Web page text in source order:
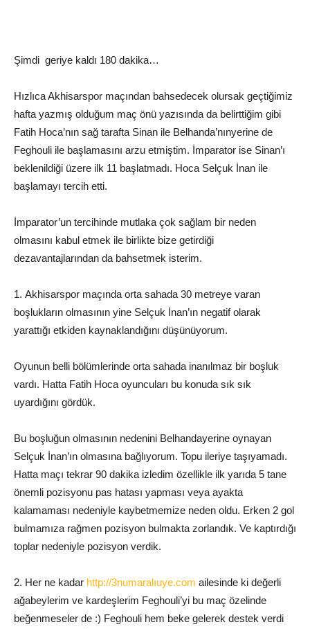
Şimdi geriye kaldı 180 dakika…
HızlıcaAkhisarspor maçından bahsedecek olursak geçtiğimiz
hafta yazmış olduğum maç önü yazısında da belirttiğim gibi
Fatih Hoca’nın sağ tarafta Sinan ile Belhanda’nınyerine de
Feghouli ile başlamasını arzu etmiştim. İmparator ise Sinan’ı
beklenildiği üzere ilk 11 başlatmadı. Hoca Selçuk İnan ile
başlamayı tercih etti.
İmparator’un tercihinde mutlaka çok sağlam bir neden
olmasını kabul etmek ile birlikte bize getirdiği
dezavantajlarından da bahsetmek isterim.
1. Akhisarspor maçında orta sahada 30 metreye varan
boşlukların olmasının yine Selçuk İnan’ın negatif olarak
yarattığı etkiden kaynaklandığını düşünüyorum.
Oyunun belli bölümlerinde orta sahada inanılmaz bir boşluk
vardı. Hatta Fatih Hoca oyuncuları bu konuda sık sık
uyardığını gördük.
Bu boşluğun olmasının nedenini Belhandayerine oynayan
Selçuk İnan’ın olmasına bağlıyorum. Topu ileriye taşıyamadı.
Hatta maçı tekrar 90 dakika izledim özellikle ilk yarıda 5 tane
önemli pozisyonu pas hatası yapması veya ayakta
kalamaması nedeniyle kaybetmemize neden oldu. Erken 2 gol
bulmamıza rağmen pozisyon bulmakta zorlandık. Ve kaptırdığı
toplar nedeniyle pozisyon verdik.
2. Her ne kadar http://3numaralıuye.com ailesinde ki değerli
ağabeylerim ve kardeşlerim Feghouli’yi bu maç özelinde
beğenmeseler de :) Feghouli hem beke gelerek destek verdi